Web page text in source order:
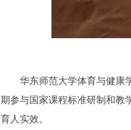
华东师范大学体育与健康学
期参与国家课程标准研制和教
育人实效。